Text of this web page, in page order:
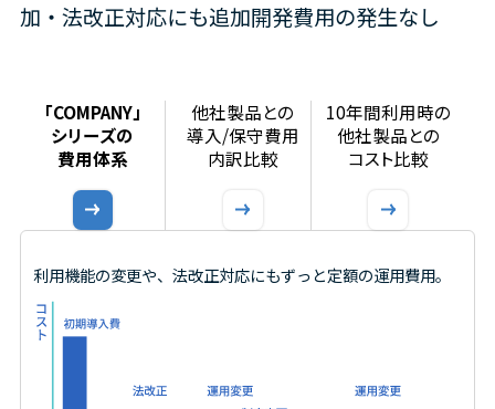
ID管理
雇用契約手続きのWeb化
加・法改正対応にも追加開発費用の発生なし
「COMPANY」
シリーズの
費用体系
他社製品との
導入/保守費用
内訳比較
10年間利用時の
他社製品との
コスト比較
利用機能の変更や、法改正対応にもずっと定額の運用費用。